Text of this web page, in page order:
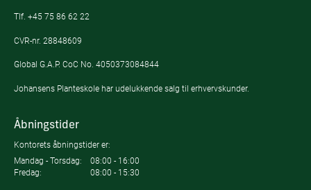
Tlf. +45 75 86 62 22
CVR-nr. 28848609
Global G.A.P. CoC No. 4050373084844
Johansens Planteskole har udelukkende salg til erhvervskunder.
Åbningstider
Kontorets åbningstider er:
Mandag - Torsdag:
08:00 - 16:00
Fredag:
08:00 - 15:30